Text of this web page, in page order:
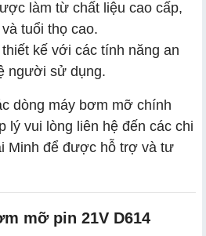
làm từ chất liệu cao cấp,
tuổi thọ cao.
kế với các tính năng an
người sử dụng.
dòng máy bơm mỡ chính
lý vui lòng liên hệ đến các chi
Minh để được hỗ trợ và tư
mỡ pin 21V D614